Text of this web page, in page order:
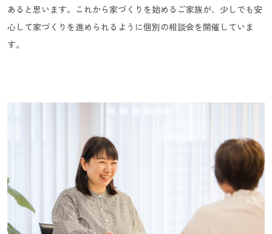
あると思います。これから家づくりを始めるご家族が、少しでも安
心して家づくりを進められるように個別の相談会を開催していま
す。